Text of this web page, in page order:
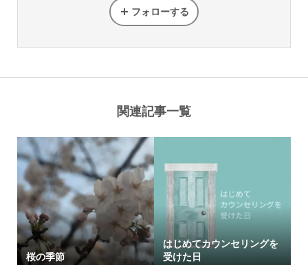
フォローする
関連記事一覧
桜の季節
はじめてカウンセリングを
受けた日